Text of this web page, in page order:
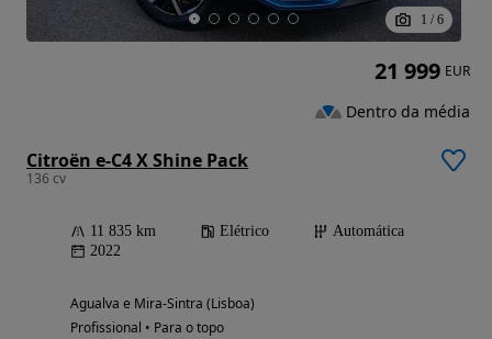
1 / 6
Citroën e-C4 X Shine Pack
136 cv
11 835 km Elétrico
Automática
2022
Agualva e Mira-Sintra (Lisboa)
Profissional • Para o topo
21 999 EUR
Dentro da média